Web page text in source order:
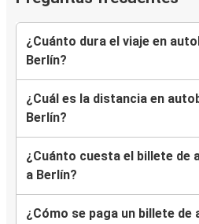
¿Cuánto dura el viaje en
Berlín?
¿Cuál es la distancia en
Berlín?
¿Cuánto cuesta el billete de
a Berlín?
¿Cómo se paga un billete de